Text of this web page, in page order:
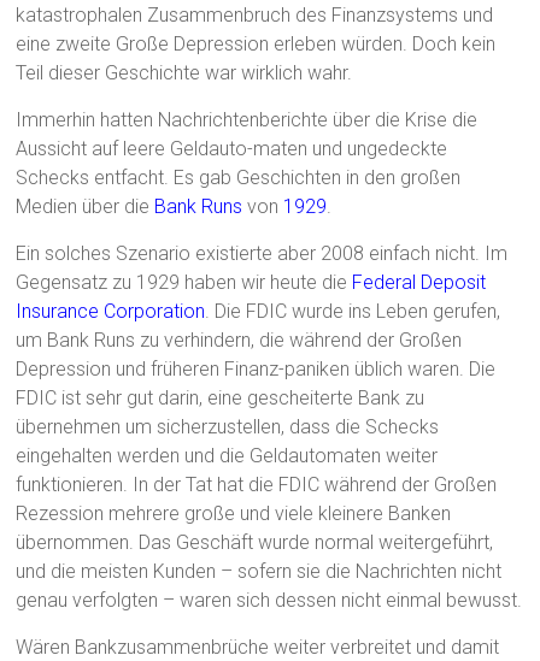
katastrophalen Zusammenbruch des Finanzsystems und
eine zweite Große Depression erleben würden. Doch kein
Teil dieser Geschichte war wirklich wahr.
Immerhin hatten Nachrichtenberichte über die Krise die
Aussicht auf leere Geldauto-maten und ungedeckte
Schecks entfacht. Es gab Geschichten in den großen
Medien über die Bank Runs von 1929.
Ein solches Szenario existierte aber 2008 einfach nicht. Im
Gegensatz zu 1929 haben wir heute die Federal Deposit
Insurance Corporation. Die FDIC wurde ins Leben gerufen,
um Bank Runs zu verhindern, die während der Großen
Depression und früheren Finanz-paniken üblich waren. Die
FDIC ist sehr gut darin, eine gescheiterte Bank zu
übernehmen um sicherzustellen, dass die Schecks
eingehalten werden und die Geldautomaten weiter
funktionieren. In der Tat hat die FDIC während der Großen
Rezession mehrere große und viele kleinere Banken
übernommen. Das Geschäft wurde normal weitergeführt,
und die meisten Kunden – sofern sie die Nachrichten nicht
genau verfolgten – waren sich dessen nicht einmal bewusst.
Wären Bankzusammenbrüche weiter verbreitet und damit